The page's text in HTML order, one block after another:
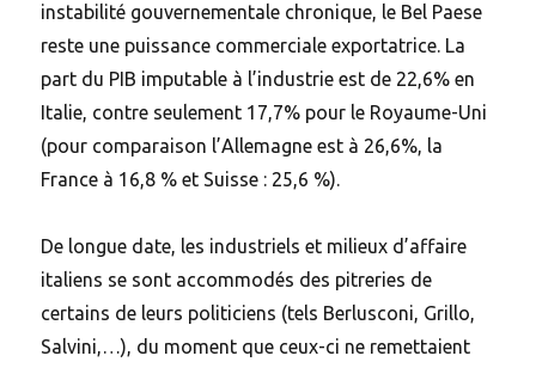
instabilité gouvernementale chronique, le Bel Paese
reste une puissance commerciale exportatrice. La
part du PIB imputable à l’industrie est de 22,6% en
Italie, contre seulement 17,7% pour le Royaume-Uni
(pour comparaison l’Allemagne est à 26,6%, la
France à 16,8 % et Suisse : 25,6 %).
De longue date, les industriels et milieux d’affaire
italiens se sont accommodés des pitreries de
certains de leurs politiciens (tels Berlusconi, Grillo,
Salvini,…), du moment que ceux-ci ne remettaient